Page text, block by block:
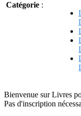
Catégorie :
Bienvenue sur Livres
Pas d'inscription